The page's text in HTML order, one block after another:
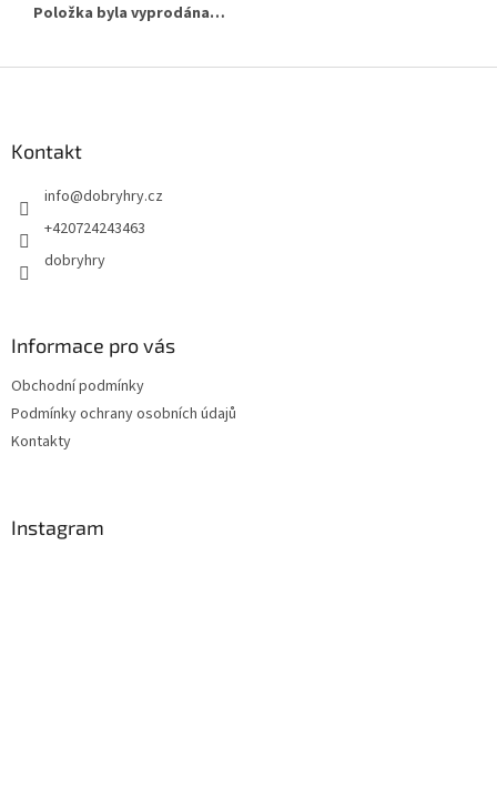
Položka byla vyprodána…
Kontakt
info@dobryhry.cz
+420724243463
dobryhry
Informace pro vás
Obchodní podmínky
Podmínky ochrany osobních údajů
Kontakty
Instagram